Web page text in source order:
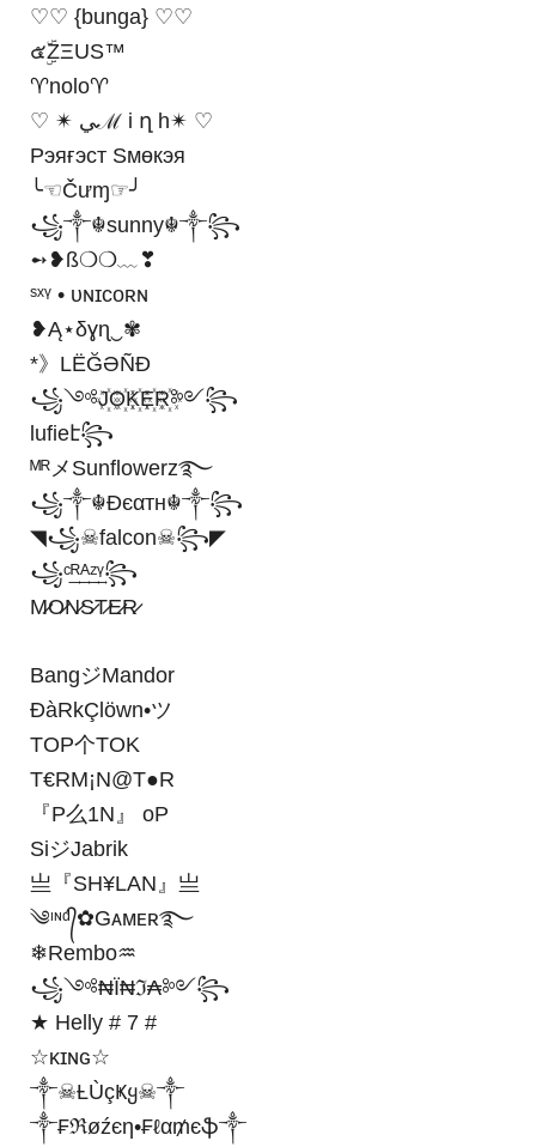
♡♡ {bunga} ♡♡
๕ۣۜZΞUS™
♈nolo♈
♡ ✴ ﻲℳ i ղ h✴ ♡
Рэяғэст Ѕмөкэя
╰☜Čưɱ☞╯
꧁༒☬sunny☬༒꧂
➻❥ß❍❍﹏❣
ˢˣᵞ • ᴜɴɪᴄᴏʀɴ
❥Ą⋆δɣɳ‿✾
*》LËĞƏÑĐ
꧁༺J꙰O꙰K꙰E꙰R꙰༻꧂
lufieէ꧂
ᴹᴿメSunflowerz࿐
꧁༒☬Ðєαтн☬༒꧂
◥꧁☠︎falcon☠︎꧂◤
꧁ᶜ͢ᴿ͢ᴬ͢ᶻ͢ᵞ꧂
M̷O̷N̷S̷T̷E̷R̷
BangジMandor
ĐàRkÇlöwn•ツ
TOP个TOK
T€RM¡N@T●R
『P么1N』 oP
SiジJabrik
亗『SH¥LAN』亗
༄ᶦᶰᵈ᭄✿Gᴀᴍᴇʀ࿐
❄Rembo♒
꧁༺₦Ї₦ℑ₳༻꧂
★ Helly # 7 #
☆κɪɴɢ☆
༒☠Ƚ︎ÙçҜყ☠︎༒
༒₣ℜøźєη•₣ℓα₥єֆ༒